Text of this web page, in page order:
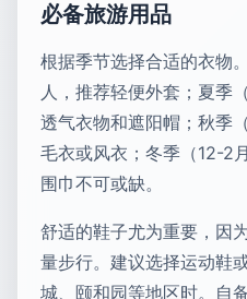
必备旅游用品
根据季节选择合适的衣物
人，推荐轻便外套；夏季
透气衣物和遮阳帽；秋季
毛衣或风衣；冬季（12-2
围巾不可或缺。
舒适的鞋子尤为重要，因
量步行。建议选择运动鞋
城、颐和园等地区时。自